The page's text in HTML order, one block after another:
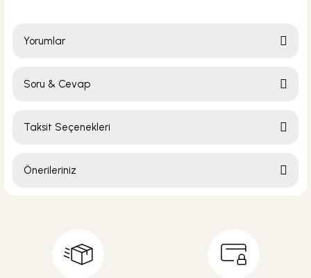
Yorumlar
Soru & Cevap
Taksit Seçenekleri
Önerileriniz